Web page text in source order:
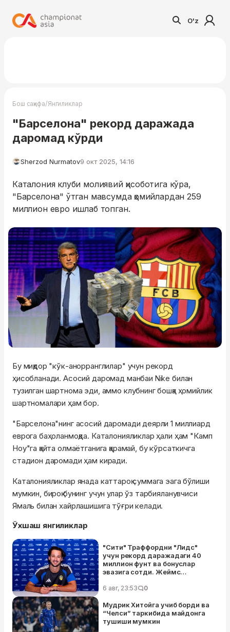
O'z
Бош саҳифа/Янгиликлар
"Барселона" рекорд даражада
даромад кўрди
Sherzod Nurmatov9 окт 2025, 14:16
Каталония клуби молиявий ҳисоботига кўра,
"Барселона" ўтган мавсумда ҳомийлардан 259
миллион евро ишлаб топган.
Бу миқдор "кўк-анорранглилар" учун рекорд
ҳисобланади. Асосий даромад манбаи Nike билан
тузилган шартнома эди, аммо клубнинг бошқа ҳомийлик
шартномалари ҳам бор.
"Барселона"нинг асосий даромади деярли 1 миллиард
еврога баҳоланмоқда. Каталонияликлар ҳали ҳам "Камп
Ноу"га қайта олмаётганига қарамай, бу кўрсаткичга
стадион даромади ҳам киради.
Каталонияликлар янада каттароқ суммага эага бўлиши
мумкин, бироқ бунинг учун улар ўз тарбияланувчиси
Ямаль билан хайрлашишига тўғри келади.
Ўхшаш янгиликлар
"Сити" Траффордни "Лидс"
учун рекорд даражадаги 40
миллион фунт ва бонуслар
эвазига сотди. Жеймс
дарвозабонига айланди
6 авг, 23:53 0
Мудрик Хитойга учиб борди ва
“Челси” таркибида майдонга
тушиши мумкин